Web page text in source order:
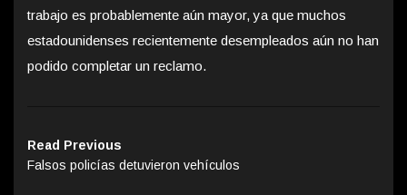
trabajo es probablemente aún mayor, ya que muchos
estadounidenses recientemente desempleados aún no han
podido completar un reclamo.
Read Previous
Falsos policías detuvieron vehículos